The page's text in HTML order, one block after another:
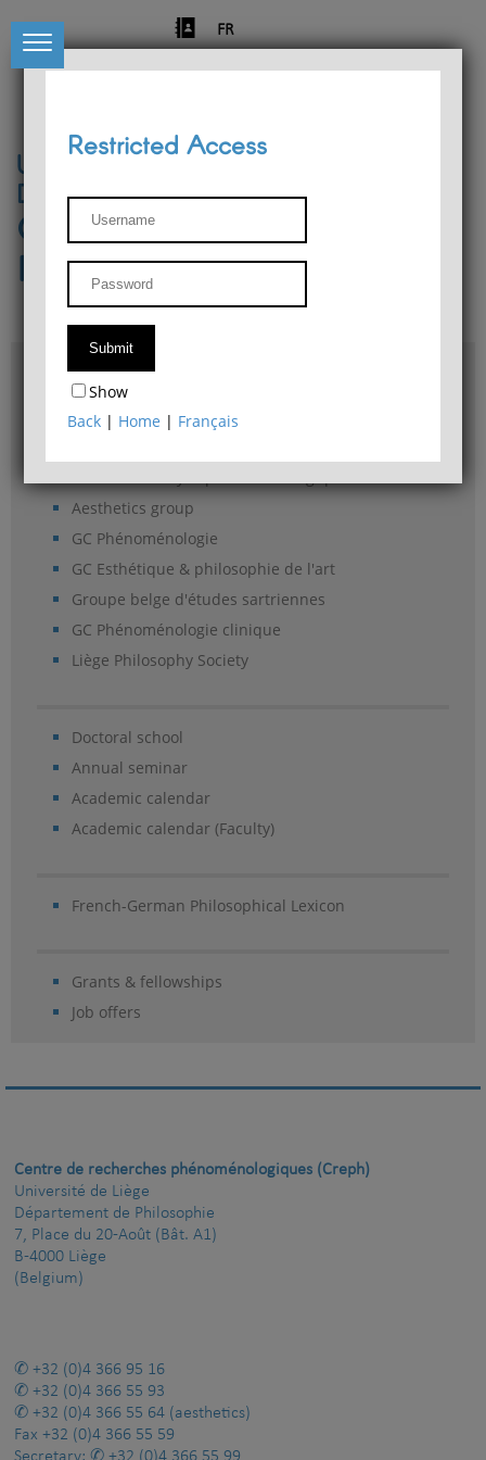
FR
University of Liège
Départment of Philosophy
Center for Phenomenological
Research
Access & maps
Philosophy Department Library
Aesthetics group
GC Phénoménologie
GC Esthétique & philosophie de l'art
Groupe belge d'études sartriennes
GC Phénoménologie clinique
Liège Philosophy Society
Doctoral school
Annual seminar
Academic calendar
Academic calendar (Faculty)
French-German Philosophical Lexicon
Grants & fellowships
Job offers
Restricted Access
Show
Back | Home | Français
Centre de recherches phénoménologiques (Creph)
Université de Liège
Département de Philosophie
7, Place du 20-Août (Bât. A1)
B-4000 Liège
(Belgium)
+32 (0)4 366 95 16
+32 (0)4 366 55 93
+32 (0)4 366 55 64 (aesthetics)
Fax +32 (0)4 366 55 59